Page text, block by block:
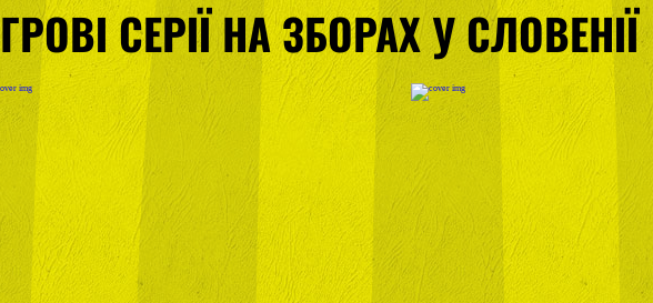
СЕРІЇ НА ЗБОРАХ У СЛОВЕНІЇ